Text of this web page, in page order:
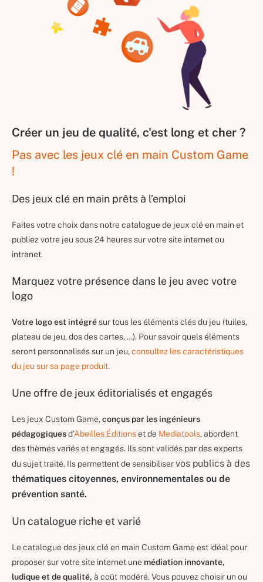
Créer un jeu de qualité, c'est long et cher ?
Pas avec les jeux clé en main Custom Game
!
Des jeux clé en main prêts à l’emploi
Faites votre choix dans notre catalogue de jeux clé en main et
publiez votre jeu sous 24 heures sur votre site internet ou
intranet.
Marquez votre présence dans le jeu avec votre
logo
Votre logo est intégrésur tous les éléments clés du jeu (tuiles,
plateau de jeu, dos des cartes, …). Pour savoir quels éléments
seront personnalisés sur un jeu,consultez les caractéristiques
du jeu sur sa page produit.
Une offre de jeux éditorialisés et engagés
Les jeux Custom Game,conçus par les ingénieurs
pédagogiquesd’Abeilles Éditionset de Mediatools, abordent
des thèmes variés et engagés. Ils sont validés par des experts
du sujet traité. Ils permettent de sensibiliservos publics à des
thématiques citoyennes, environnementales ou de
prévention santé.
Un catalogue riche et varié
Le catalogue des jeux clé en main Custom Game est idéal pour
proposer sur votre site internet une médiation innovante,
ludique et de qualité, à coût modéré. Vous pouvez choisir un ou